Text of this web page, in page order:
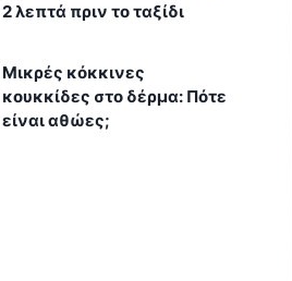
2 λεπτά πριν το ταξίδι
Μικρές κόκκινες
κουκκίδες στο δέρμα: Πότε
είναι αθώες;